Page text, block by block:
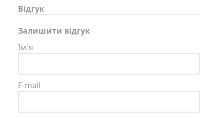
Відгук
Залишити відгук
Ім`я
E-mail